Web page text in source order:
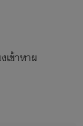
เข้าหาผ